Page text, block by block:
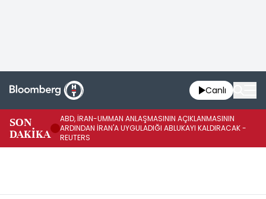
Canlı
SON
DAKİKA
ABD, İRAN-UMMAN ANLAŞMASININ AÇIKLANMASININ
ARDINDAN İRAN'A UYGULADIĞI ABLUKAYI KALDIRACAK -
REUTERS